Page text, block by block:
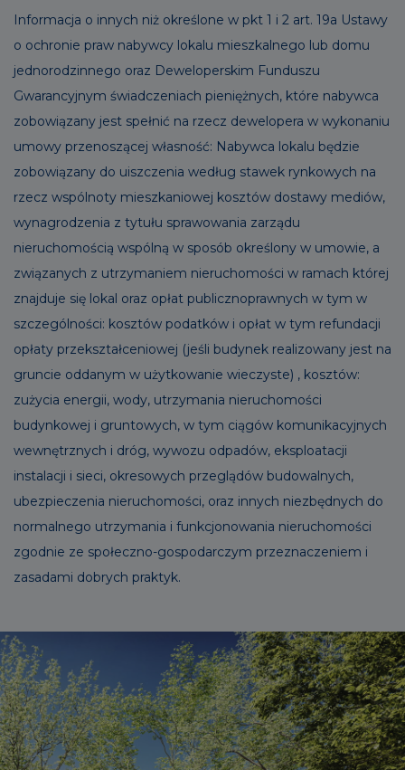
Informacja o innych niż określone w pkt 1 i 2 art. 19a Ustawy
o ochronie praw nabywcy lokalu mieszkalnego lub domu
jednorodzinnego oraz Deweloperskim Funduszu
Gwarancyjnym świadczeniach pieniężnych, które nabywca
zobowiązany jest spełnić na rzecz dewelopera w wykonaniu
umowy przenoszącej własność: Nabywca lokalu będzie
zobowiązany do uiszczenia według stawek rynkowych na
rzecz wspólnoty mieszkaniowej kosztów dostawy mediów,
wynagrodzenia z tytułu sprawowania zarządu
nieruchomością wspólną w sposób określony w umowie, a
związanych z utrzymaniem nieruchomości w ramach której
znajduje się lokal oraz opłat publicznoprawnych w tym w
szczególności: kosztów podatków i opłat w tym refundacji
opłaty przekształceniowej (jeśli budynek realizowany jest na
gruncie oddanym w użytkowanie wieczyste) , kosztów:
zużycia energii, wody, utrzymania nieruchomości
budynkowej i gruntowych, w tym ciągów komunikacyjnych
wewnętrznych i dróg, wywozu odpadów, eksploatacji
instalacji i sieci, okresowych przeglądów budowalnych,
ubezpieczenia nieruchomości, oraz innych niezbędnych do
normalnego utrzymania i funkcjonowania nieruchomości
zgodnie ze społeczno-gospodarczym przeznaczeniem i
zasadami dobrych praktyk.